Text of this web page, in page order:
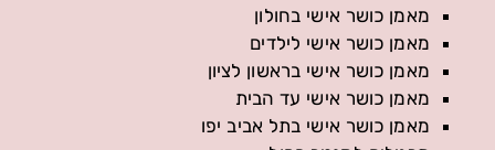
מאמן כושר אישי בחולון
מאמן כושר אישי לילדים
מאמן כושר אישי בראשון לציון
מאמן כושר אישי עד הבית
מאמן כושר אישי בתל אביב יפו